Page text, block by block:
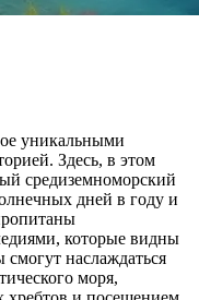
уникальными
Здесь, в этом
средиземноморский
дней в году и
которые видны
смогут наслаждаться
моря,